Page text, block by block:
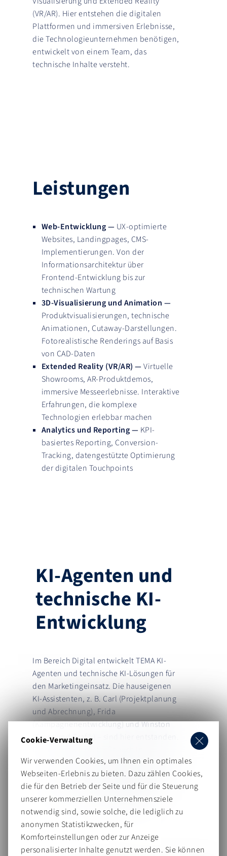
(VR/AR). Hier entstehen die digitalen
Plattformen und immersiven Erlebnisse,
die Technologieunternehmen benötigen,
entwickelt von einem Team, das
technische Inhalte versteht.
Leistungen
Web-Entwicklung — UX-optimierte
Websites, Landingpages, CMS-
Implementierungen. Von der
Informationsarchitektur über
Frontend-Entwicklung bis zur
technischen Wartung
3D-Visualisierung und Animation —
Produktvisualisierungen, technische
Animationen, Cutaway-Darstellungen.
Fotorealistische Renderings auf Basis
von CAD-Daten
Extended Reality (VR/AR) — Virtuelle
Showrooms, AR-Produktdemos,
immersive Messeerlebnisse. Interaktive
Erfahrungen, die komplexe
Technologien erlebbar machen
Analytics und Reporting — KPI-
basiertes Reporting, Conversion-
Tracking, datengestützte Optimierung
der digitalen Touchpoints
KI-Agenten und
technische KI-
Entwicklung
Im Bereich Digital entwickelt TEMA KI-
Agenten und technische KI-Lösungen für
den Marketingeinsatz. Die hauseigenen
KI-Assistenten, z. B. Carl (Projektplanung
und Abrechnung), Frida
(Kampagnenentwicklung) und Winston
(Event und Grafik) – sind hier entstanden.
kundenspezifische Projekte ein: von der
Konzeption eigener KI-Agenten bis zur
Integration von KI-Werkzeugen in
bestehende Marketing-Workflows.
Cookie-Verwaltung
Wir verwenden Cookies, um Ihnen ein optimales
Webseiten-Erlebnis zu bieten. Dazu zählen Cookies,
die für den Betrieb der Seite und für die Steuerung
unserer kommerziellen Unternehmensziele
notwendig sind, sowie solche, die lediglich zu
anonymen Statistikzwecken, für
Komforteinstellungen oder zur Anzeige
personalisierter Inhalte genutzt werden. Sie können